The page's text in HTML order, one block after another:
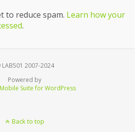
to reduce spam. Learn how your
.
2007-2024
Powered by
Suite for WordPress
Back to top